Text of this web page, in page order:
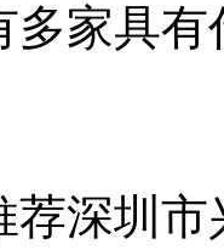
多家具
荐深圳